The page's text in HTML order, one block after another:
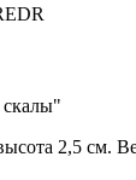
2,5 см.